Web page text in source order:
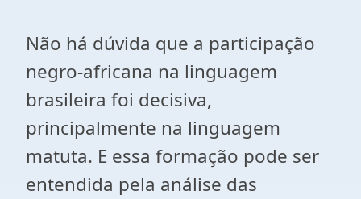
Não há dúvida que a participação
negro-africana na linguagem
brasileira foi decisiva,
principalmente na linguagem
matuta. E essa formação pode ser
entendida pela análise das